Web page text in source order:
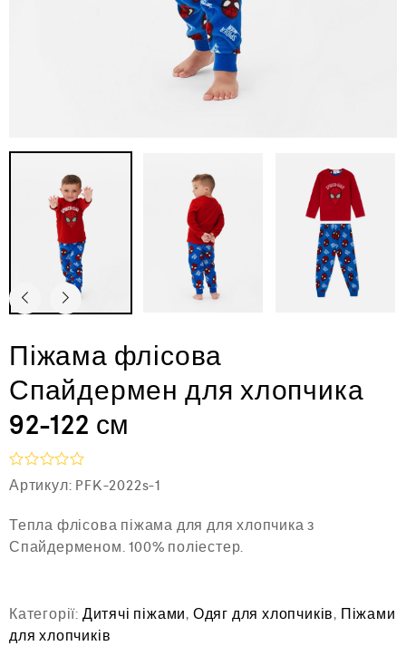
Піжама флісова
Спайдермен для хлопчика
92-122 см
О
ц
н
е
н
з
5
Артикул: PFK-2022s-1
Тепла флісова піжама для для хлопчика з
Спайдерменом. 100% поліестер.
Категорії: Дитячі піжами, Одяг для хлопчиків, Піжами
для хлопчиків